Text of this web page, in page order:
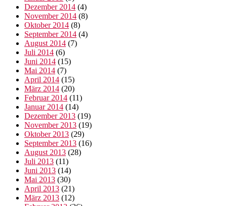
Dezember 2014 (4)
November 2014 (8)
Oktober 2014 (8)
September 2014 (4)
August 2014 (7)
Juli 2014 (6)
Juni 2014 (15)
Mai 2014 (7)
April 2014 (15)
März 2014 (20)
Februar 2014 (11)
Januar 2014 (14)
Dezember 2013 (19)
November 2013 (19)
Oktober 2013 (29)
September 2013 (16)
August 2013 (28)
Juli 2013 (11)
Juni 2013 (14)
Mai 2013 (30)
April 2013 (21)
März 2013 (12)